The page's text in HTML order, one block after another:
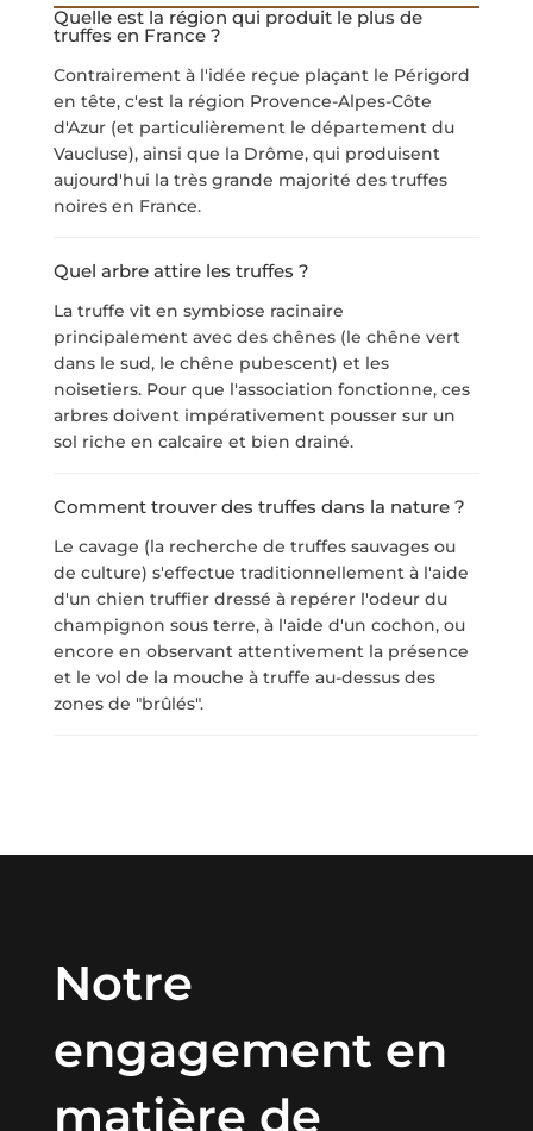
Quelle est la région qui produit le plus de
truffes en France ?
Contrairement à l'idée reçue plaçant le Périgord
en tête, c'est la région Provence-Alpes-Côte
d'Azur (et particulièrement le département du
Vaucluse), ainsi que la Drôme, qui produisent
aujourd'hui la très grande majorité des truffes
noires en France.
Quel arbre attire les truffes ?
La truffe vit en symbiose racinaire
principalement avec des chênes (le chêne vert
dans le sud, le chêne pubescent) et les
noisetiers. Pour que l'association fonctionne, ces
arbres doivent impérativement pousser sur un
sol riche en calcaire et bien drainé.
Comment trouver des truffes dans la nature ?
Le cavage (la recherche de truffes sauvages ou
de culture) s'effectue traditionnellement à l'aide
d'un chien truffier dressé à repérer l'odeur du
champignon sous terre, à l'aide d'un cochon, ou
encore en observant attentivement la présence
et le vol de la mouche à truffe au-dessus des
zones de "brûlés".
Notre
engagement en
matière de